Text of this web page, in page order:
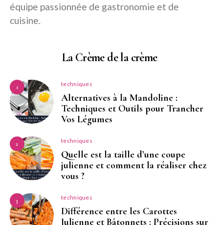
équipe passionnée de gastronomie et de
cuisine.
La Crème de la crème
1 techniques
Alternatives à la Mandoline :
Techniques et Outils pour Trancher
Vos Légumes
2 techniques
Quelle est la taille d’une coupe
julienne et comment la réaliser chez
vous ?
3 techniques
Différence entre les Carottes
Julienne et Bâtonnets : Précisions sur